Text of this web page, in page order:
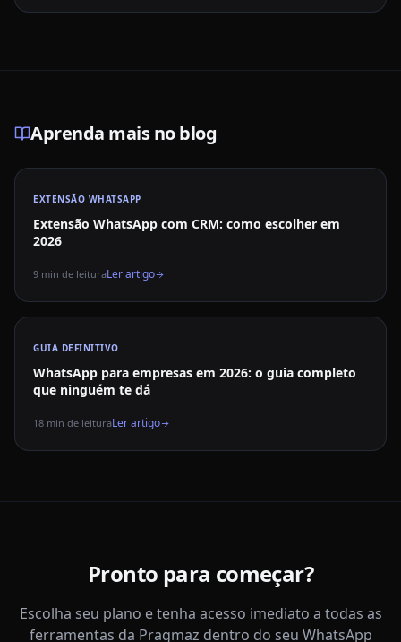
Aprenda mais no blog
EXTENSÃO WHATSAPP
Extensão WhatsApp com CRM: como escolher em
2026
9 min de leituraLer artigo
GUIA DEFINITIVO
WhatsApp para empresas em 2026: o guia completo
que ninguém te dá
18 min de leituraLer artigo
Pronto para começar?
Escolha seu plano e tenha acesso imediato a todas as
ferramentas da Pragmaz dentro do seu WhatsApp